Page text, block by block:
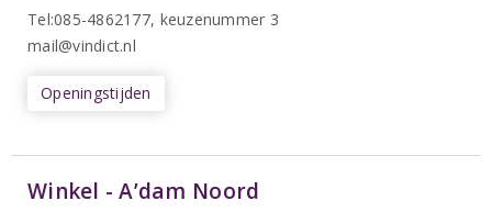
Tel:085-4862177, keuzenummer 3
mail@vindict.nl
Openingstijden
Winkel - A’dam Noord